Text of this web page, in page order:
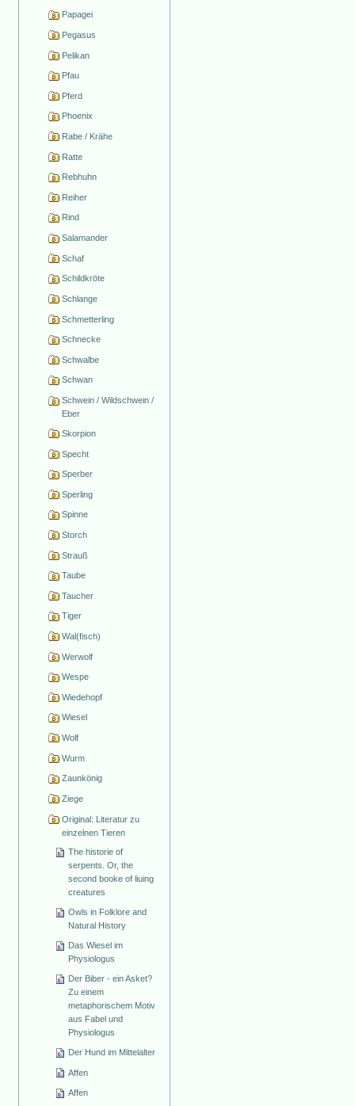
Papagei
Pegasus
Pelikan
Pfau
Pferd
Phoenix
Rabe / Krähe
Ratte
Rebhuhn
Reiher
Rind
Salamander
Schaf
Schildkröte
Schlange
Schmetterling
Schnecke
Schwalbe
Schwan
Schwein / Wildschwein /
Eber
Skorpion
Specht
Sperber
Sperling
Spinne
Storch
Strauß
Taube
Taucher
Tiger
Wal(fisch)
Werwolf
Wespe
Wiedehopf
Wiesel
Wolf
Wurm
Zaunkönig
Ziege
Original: Literatur zu
einzelnen Tieren
The historie of
serpents. Or, the
second booke of liuing
creatures
Owls in Folklore and
Natural History
Das Wiesel im
Physiologus
Der Biber - ein Asket?
Zu einem
metaphorischem Motiv
aus Fabel und
Physiologus
Der Hund im Mittelalter
Affen
Affen